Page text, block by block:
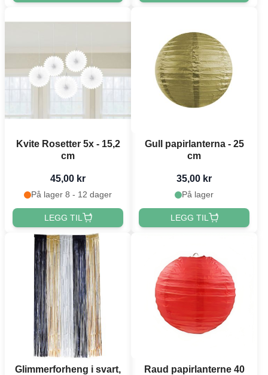
Kvite Rosetter 5x - 15,2
cm
45,00 kr
På lager 8 - 12 dager
LEGG TIL
Gull papirlanterna - 25
cm
35,00 kr
På lager
LEGG TIL
Glimmerforheng i svart,
Raud papirlanterne 40